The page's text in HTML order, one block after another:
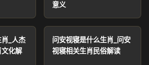
意义
_人杰
化解
问安视寝是什么生肖_问安
视寝相关生肖民俗解读